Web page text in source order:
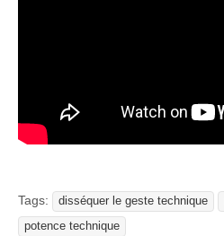
Tags: disséquer le geste technique
potence technique